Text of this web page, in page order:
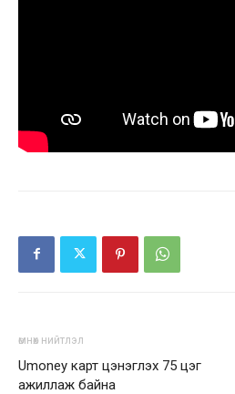
өмнөх нийтлэл
Umoney карт цэнэглэх 75 цэг
ажиллаж байна